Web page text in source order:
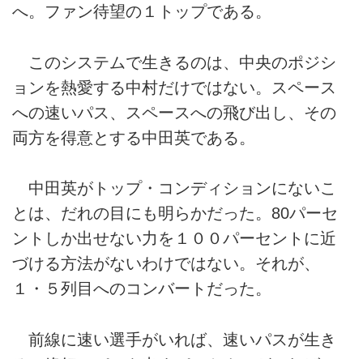
へ。ファン待望の１トップである。
このシステムで生きるのは、中央のポジシ
ョンを熱愛する中村だけではない。スペース
への速いパス、スペースへの飛び出し、その
両方を得意とする中田英である。
中田英がトップ・コンディションにないこ
とは、だれの目にも明らかだった。80パーセ
ントしか出せない力を１００パーセントに近
づける方法がないわけではない。それが、
１・５列目へのコンバートだった。
前線に速い選手がいれば、速いパスが生き